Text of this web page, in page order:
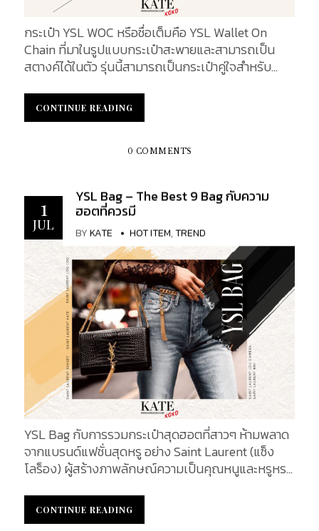
กระเป๋า YSL WOC หรือชื่อเต็มคือ YSL Wallet On
Chain ที่มาในรูปแบบกระเป๋าสะพายและสามารถเป็น
สตางค์ได้ในตัว รุ่นนี้สามารถเป็นกระเป๋าคู่ใจสำหรับ
เป็นกระเป๋าที่มีขนาดพอเหมาะ สามารถพกพาไปไหนมา
ไหนได้อย่างสะดวก นอกจากนี้แล้วรูปทรงยังดูทันสมัย
ในวันนี้เราจะมาพูดถึง รุ่น Monogram Chain Wallet in
Grain De Poudre Embossed Leather หรือที่สาว ๆ
มักจะคุ้นหูกันในชื่อ YSL WOC เรียกได้ว่ารุ่นนี้เป็นตัว
เลือกอันดับต้น ๆ ของกระเป๋าใน Type นี้เลยก็ว่าได้ ด้วย
ดีไซน์ที่ถูกออกแบบมาให้มีขนาดที่ไม่เทอะทะ โดยรูปแบบ
กระเป๋ามีลักษณะเหมือนกับกระเป๋าสตางค์ มีช่องใส่
การ์ด ช่องสำหรับธนบัตร และเหรียญต่าง ๆ โดยกระเป๋า
รุ่นนี้มีให้สาว ๆ เลือกอยู่ 2 ขนาด ได้แก่ Size "7.5" มี
ขนาด 19 x 12.5 x 3.5 ซม. (7.5 x 5 x 1.4 นิ้ว) และ Size
"9" มีขนาด 22.5...
CONTINUE READING
CONTINUE READING
0 COMMENTS
1
JUL
YSL Bag – The Best 9 Bag กับความ
ฮอตที่ควรมี
BYKATE HOT ITEM, TREND
YSL Bag กับการรวมกระเป๋าสุดฮอตที่สาวๆ ห้ามพลาด
จากแบรนด์แฟชั่นสุดหรู อย่าง Saint Laurent (แซ็ง
โลร็อง) ผู้สร้างภาพลักษณ์ความเป็นคุณหนูและหรูหรา
Girls' It Bags of YSL ที่เรานำมาให้สาวๆ ได้ทำความ
รู้จักกันนี้ เป็นที่สุดของแบรนด์ และคู่ควรกับสาว
CONTINUE READING
CONTINUE READING